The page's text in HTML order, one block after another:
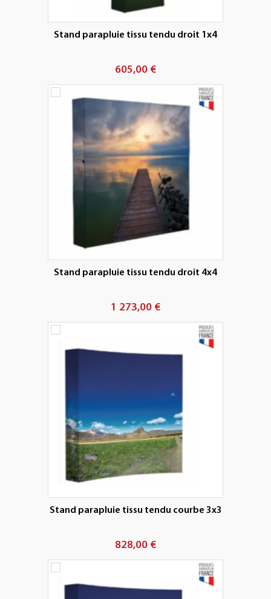
Stand parapluie tissu tendu droit 1x4
605,00 €
Stand parapluie tissu tendu droit 4x4
1 273,00 €
Stand parapluie tissu tendu courbe 3x3
828,00 €